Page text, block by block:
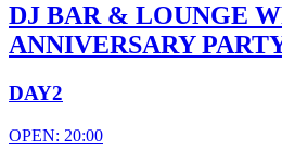
DJ BAR & LOUNGE
ANNIVERSARY
DAY2
OPEN: 20:00